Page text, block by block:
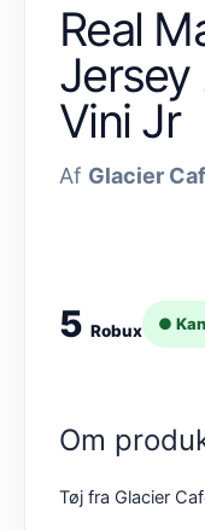
Real
Jersey
Vini Jr
Af Glacier
5 Robux ●
Om
Tøj fra Glacier